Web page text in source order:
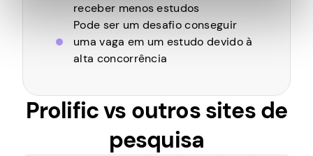
receber menos estudos
Pode ser um desafio conseguir
uma vaga em um estudo devido à
alta concorrência
Prolific vs outros sites de
pesquisa